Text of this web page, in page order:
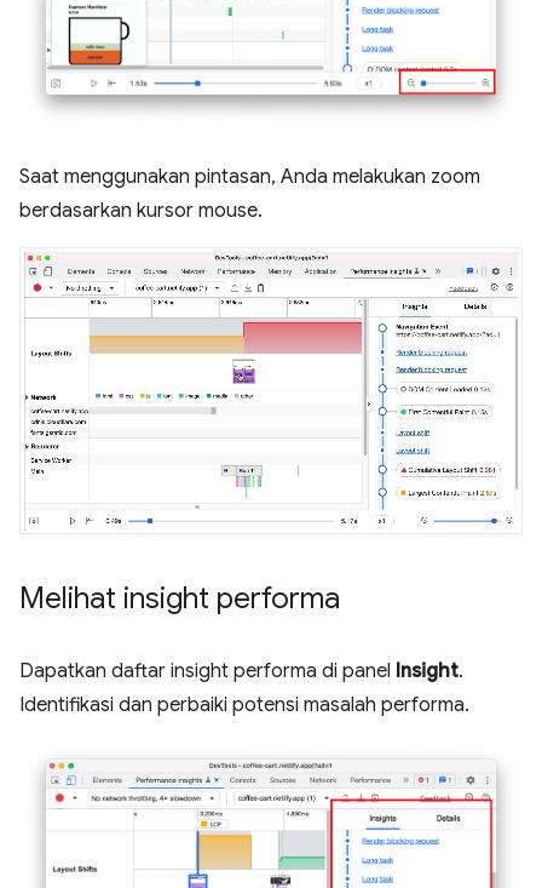
Saat menggunakan pintasan, Anda melakukan zoom
berdasarkan kursor mouse.
Melihat insight performa
Dapatkan daftar insight performa di panel Insight.
Identifikasi dan perbaiki potensi masalah performa.